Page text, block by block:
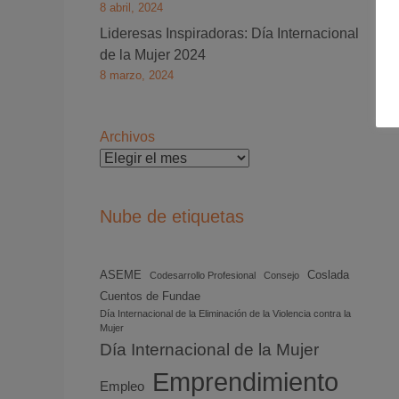
8 abril, 2024
Lideresas Inspiradoras: Día Internacional
de la Mujer 2024
8 marzo, 2024
Archivos
Nube de etiquetas
ASEME Codesarrollo Profesional Consejo
Coslada
Cuentos de Fundae
Día Internacional de la Eliminación de la Violencia contra la
Mujer
Día Internacional de la Mujer
Empleo Emprendimiento